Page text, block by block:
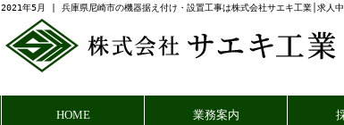
2021年5月 | 兵庫県尼崎市の機器据え付け・設置工事は株式会社サエキ工業│求人中
HOME 業務案内